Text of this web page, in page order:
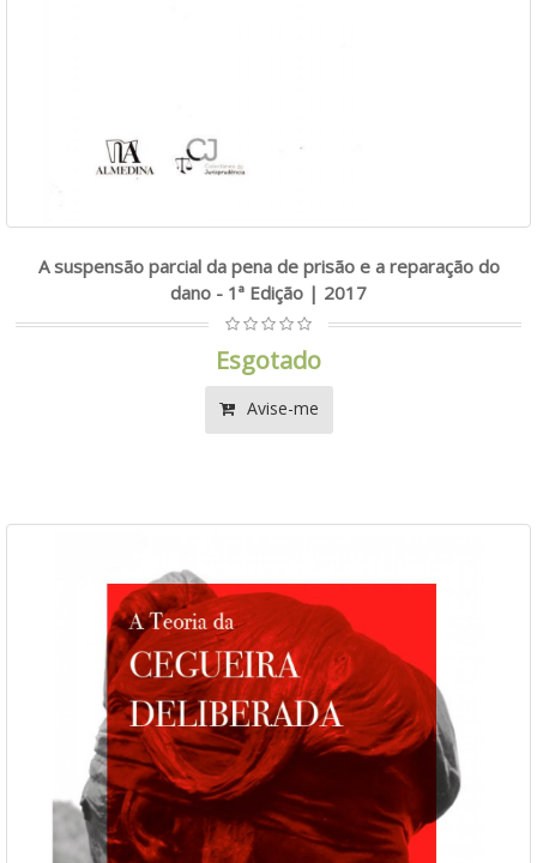
A suspensão parcial da pena de prisão e a reparação do
dano - 1ª Edição | 2017
Esgotado
Avise-me